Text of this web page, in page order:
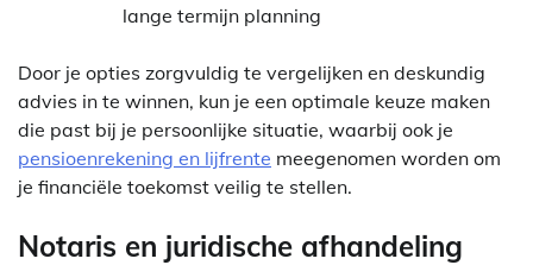
lange termijn planning
Door je opties zorgvuldig te vergelijken en deskundig
advies in te winnen, kun je een optimale keuze maken
die past bij je persoonlijke situatie, waarbij ook je
pensioenrekening en lijfrente meegenomen worden om
je financiële toekomst veilig te stellen.
Notaris en juridische afhandeling